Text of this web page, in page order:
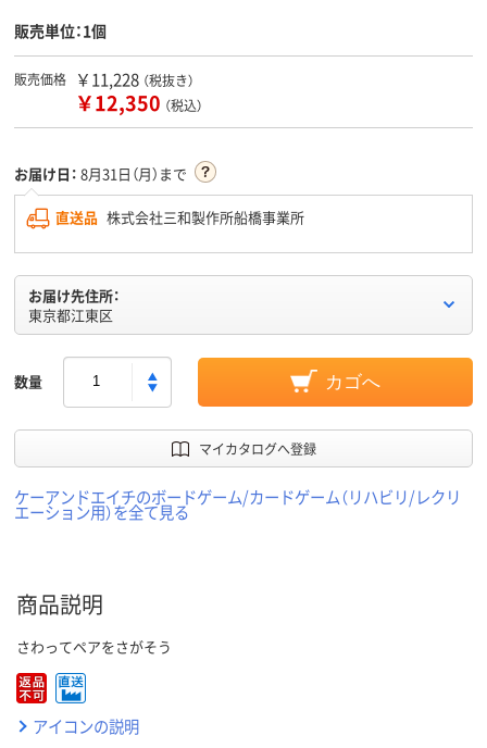
販売単位：1個
販売価格 ￥11,228 （税抜き）
￥12,350 （税込）
お届け日： 8月31日（月）まで
直送品 株式会社三和製作所船橋事業所
お届け先住所：
東京都江東区
数量 カゴへ
マイカタログへ登録
ケーアンドエイチのボードゲーム/カードゲーム（リハビリ/レクリ
エーション用）を全て見る
商品説明
さわってペアをさがそう
アイコンの説明